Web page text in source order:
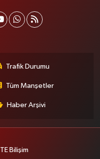
Trafik Durumu
Tüm Manşetler
Haber Arşivi
TE Bilişim